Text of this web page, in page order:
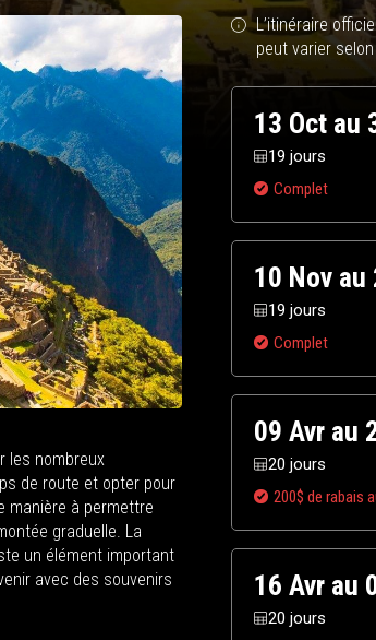
les nombreux
de route et opter pour
manière à permettre
graduelle. La
un élément important
avec des souvenirs
L’itinéraire
peut varier
13 Oct au
19 jours
Complet
10 Nov au
19 jours
Complet
09 Avr au
20 jours
200$ de rabais
16 Avr au
20 jours